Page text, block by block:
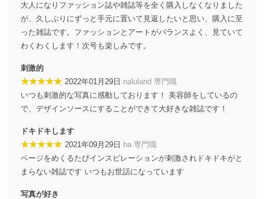
個人情報の安全管理措置
当社は、個人情報の正確性及び安全性を確保するため
に、下記セキュリティ対策をはじめとする安全対策を実
正に努めます。
アクセス制御
個人データを取り扱うことのできる機器及び当該
機器を取り扱う従業者を明確化し、 個人データへ
アクセス者の識別と認証
機器に標準装備されているユーザー制御機能（ユ
ーザーアカウント制御）により、個人情報データ
ベース等を取り扱う情報システムを使用する従業
大人になりファッション誌や雑誌等を全く購入しなくなりました
が、久しぶりにずっと手元に置いて見返したいと思い、購入に至
った雑誌です。ファッションとアートがバランスよく、見ていて
わくわくします！次号も楽しみです。
刺激的
★★★★★ 2022年01月29日 naluland 専門職
いつも刺激的な写真に感動しております！ 美容師をしているの
で、デザインソースにすることができて大好きな雑誌です！
ドキドキします
★★★★★ 2021年09月29日 ha 専門職
ページをめくるたびインスピレーションが刺激されドキドキがと
まらない雑誌です いつもお世話になっています
写真が好き